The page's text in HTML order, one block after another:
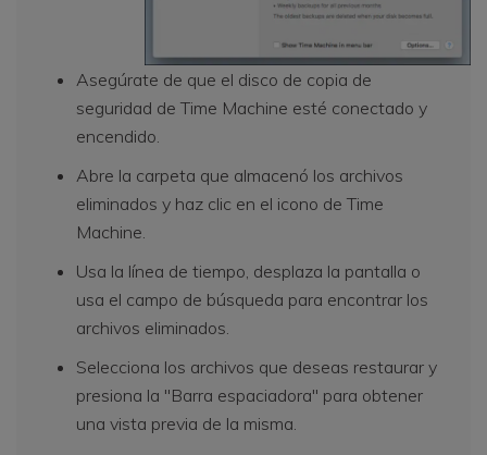
Asegúrate de que el disco de copia de
seguridad de Time Machine esté conectado y
encendido.
Abre la carpeta que almacenó los archivos
eliminados y haz clic en el icono de Time
Machine.
Usa la línea de tiempo, desplaza la pantalla o
usa el campo de búsqueda para encontrar los
archivos eliminados.
Selecciona los archivos que deseas restaurar y
presiona la "Barra espaciadora" para obtener
una vista previa de la misma.